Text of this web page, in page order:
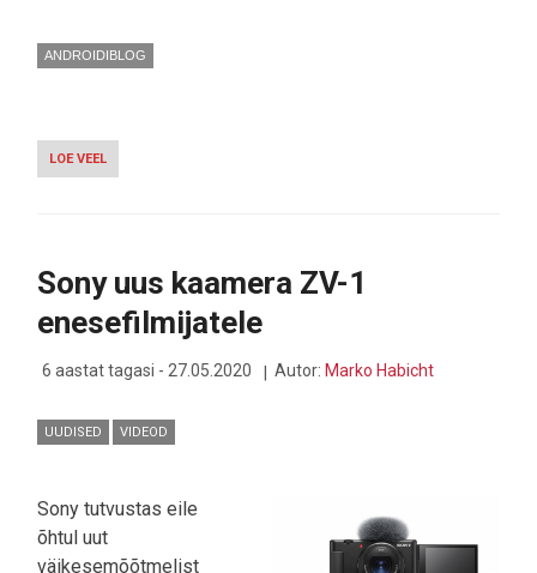
ANDROIDIBLOG
LOE VEEL
TAUSTAPILT,
-
JÄRGI
Sony uus kaamera ZV-1
enesefilmijatele
6 aastat tagasi - 27.05.2020 Autor: Marko Habicht
UUDISED VIDEOD
Sony tutvustas eile
õhtul uut
väikesemõõtmelist